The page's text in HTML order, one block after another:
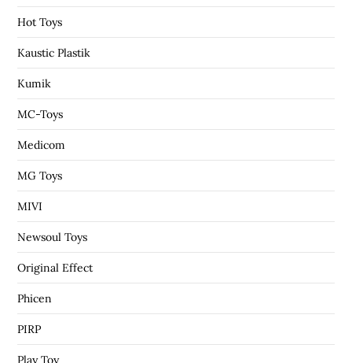
Hot Toys
Kaustic Plastik
Kumik
MC-Toys
Medicom
MG Toys
MIVI
Newsoul Toys
Original Effect
Phicen
PIRP
Play Toy